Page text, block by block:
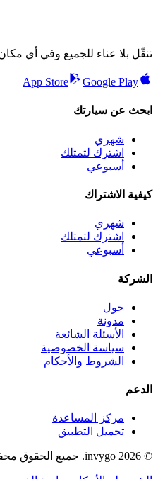
تنقّل بلا عناء للجميع وفي أي
App Store Google Play
ابحث عن سيارتك
شهري
اشترك لتمتلك
أسبوعي
كيفية الاشتراك
شهري
اشترك لتمتلك
أسبوعي
الشركة
حول
مدونة
الأسئلة الشائعة
سياسة الخصوصية
الشروط والأحكام
الدعم
مركز المساعدة
تحميل التطبيق
© 2026 invygo. جميع الحقوق محفوظة